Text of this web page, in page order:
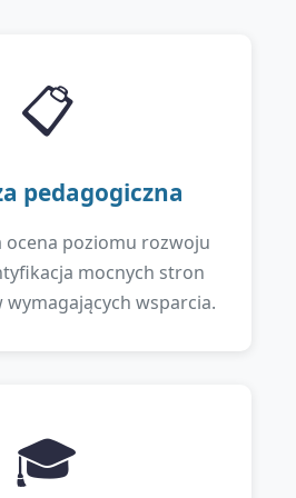
📋
pedagogiczna
ocena poziomu rozwoju
mocnych stron
wsparcia.
🎓